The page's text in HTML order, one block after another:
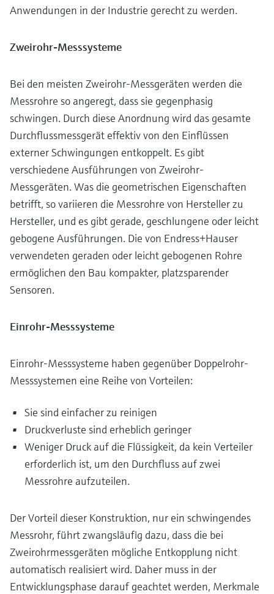
Anwendungen in der Industrie gerecht zu werden.
Zweirohr-Messsysteme
Bei den meisten Zweirohr-Messgeräten werden die
Messrohre so angeregt, dass sie gegenphasig
schwingen. Durch diese Anordnung wird das gesamte
Durchflussmessgerät effektiv von den Einflüssen
externer Schwingungen entkoppelt. Es gibt
verschiedene Ausführungen von Zweirohr-
Messgeräten. Was die geometrischen Eigenschaften
betrifft, so variieren die Messrohre von Hersteller zu
Hersteller, und es gibt gerade, geschlungene oder leicht
gebogene Ausführungen. Die von Endress+Hauser
verwendeten geraden oder leicht gebogenen Rohre
ermöglichen den Bau kompakter, platzsparender
Sensoren.
Einrohr-Messsysteme
Einrohr-Messsysteme haben gegenüber Doppelrohr-
Messsystemen eine Reihe von Vorteilen:
Sie sind einfacher zu reinigen
Druckverluste sind erheblich geringer
Weniger Druck auf die Flüssigkeit, da kein Verteiler
erforderlich ist, um den Durchfluss auf zwei
Messrohre aufzuteilen.
Der Vorteil dieser Konstruktion, nur ein schwingendes
Messrohr, führt zwangsläufig dazu, dass die bei
Zweirohrmessgeräten mögliche Entkopplung nicht
automatisch realisiert wird. Daher muss in der
Entwicklungsphase darauf geachtet werden, Merkmale